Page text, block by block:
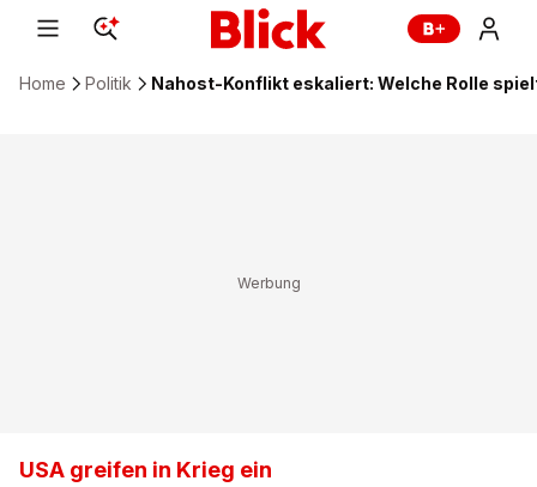
Home Politik Nahost-Konflikt eskaliert: Welche Rolle
USA greifen in Krieg ein